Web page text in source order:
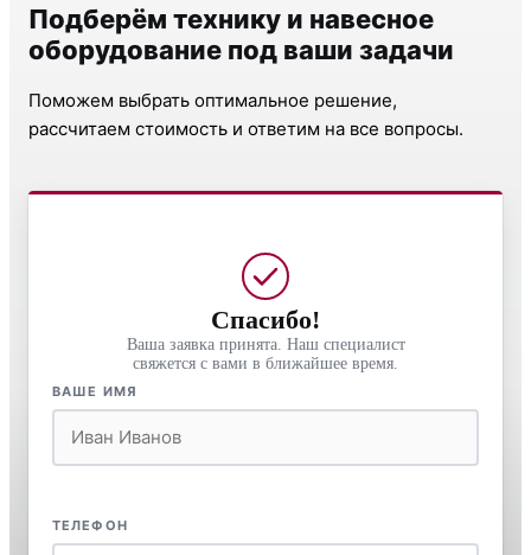
Подберём технику и навесное
оборудование под ваши задачи
Поможем выбрать оптимальное решение,
рассчитаем стоимость и ответим на все вопросы.
Спасибо!
Ваша заявка принята. Наш специалист
свяжется с вами в ближайшее время.
ВАШЕ ИМЯ
ТЕЛЕФОН